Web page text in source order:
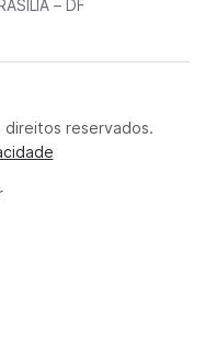
– DF
direitos reservados.